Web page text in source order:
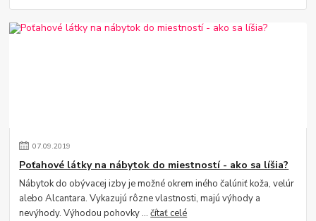
07.09.2019
Poťahové látky na nábytok do miestností - ako sa líšia?
Nábytok do obývacej izby je možné okrem iného čalúniť koža, velúr
alebo Alcantara. Vykazujú rôzne vlastnosti, majú výhody a
nevýhody. Výhodou pohovky ...čítať celé